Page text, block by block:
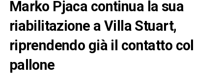
Marko Pjaca continua la sua
riabilitazione a Villa Stuart,
riprendendo già il contatto col
pallone